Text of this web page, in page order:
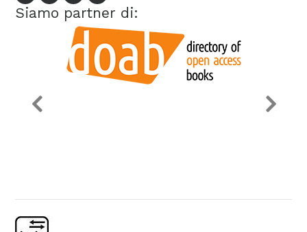
Siamo partner di: